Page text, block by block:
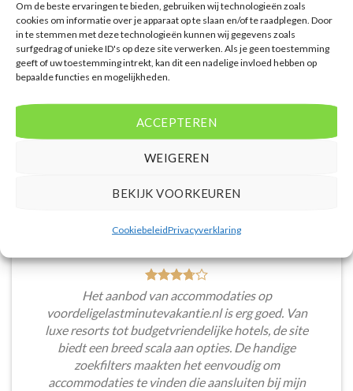
Om de beste ervaringen te bieden, gebruiken wij technologieën zoals
cookies om informatie over je apparaat op te slaan en/of te raadplegen. Door
in te stemmen met deze technologieën kunnen wij gegevens zoals
surfgedrag of unieke ID's op deze site verwerken. Als je geen toestemming
geeft of uw toestemming intrekt, kan dit een nadelige invloed hebben op
bepaalde functies en mogelijkheden.
ACCEPTEREN
WEIGEREN
BEKIJK VOORKEUREN
CookiebeleidPrivacyverklaring
continu vergeleken met andere aanbieders. Je hebt
dus altijd de garantie dat je de beste deal te pakken
hebt.
Puck Snoeren
Het aanbod van accommodaties op
voordeligelastminutevakantie.nl is erg goed. Van
luxe resorts tot budgetvriendelijke hotels, de site
biedt een breed scala aan opties. De handige
zoekfilters maakten het eenvoudig om
accommodaties te vinden die aansluiten bij mijn